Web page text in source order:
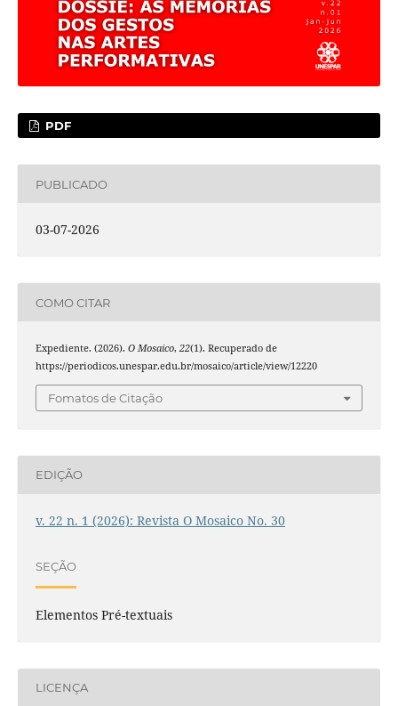
PDF
PUBLICADO
03-07-2026
COMO CITAR
Expediente. (2026). O Mosaico, 22(1). Recuperado de
https://periodicos.unespar.edu.br/mosaico/article/view/12220
Fomatos de Citação
EDIÇÃO
v. 22 n. 1 (2026): Revista O Mosaico No. 30
SEÇÃO
Elementos Pré-textuais
LICENÇA